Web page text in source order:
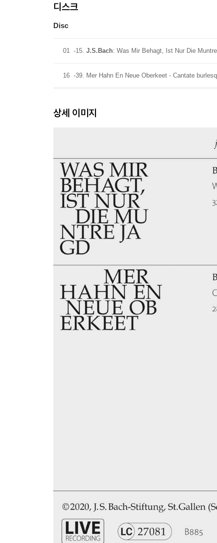
디스크
Disc
01 -15. J.S.Bach: Was Mir Behagt, Ist Nur Die
16 -39. Mer Hahn En Neue Oberkeet - Cantate
상세 이미지